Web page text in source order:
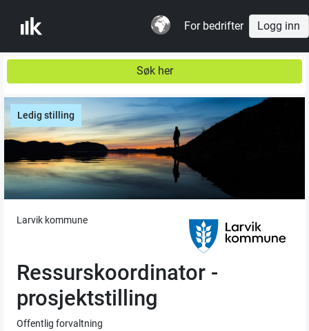
For bedrifter Logg inn
Søk her
Ledig stilling
Larvik kommune
Ressurskoordinator -
prosjektstilling
Offentlig forvaltning